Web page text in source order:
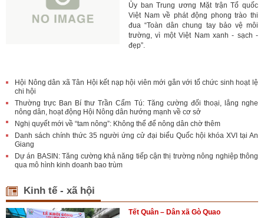
Ủy ban Trung ương Mặt trận Tổ quốc
Việt Nam về phát động phong trào thi
đua “Toàn dân chung tay bảo vệ môi
trường, vì một Việt Nam xanh - sạch -
đẹp”.
Hội Nông dân xã Tân Hội kết nạp hội viên mới gắn với tổ chức sinh hoạt lệ
chi hội
Thường trực Ban Bí thư Trần Cẩm Tú: Tăng cường đối thoại, lắng nghe
nông dân, hoạt động Hội Nông dân hướng mạnh về cơ sở
Nghị quyết mới về “tam nông”: Không thể để nông dân chờ thêm
Danh sách chính thức 35 người ứng cử đại biểu Quốc hội khóa XVI tại An
Giang
Dự án BASIN: Tăng cường khả năng tiếp cận thị trường nông nghiệp thông
qua mô hình kinh doanh bao trùm
Kinh tế - xã hội
Tết Quân – Dân xã Gò Quao